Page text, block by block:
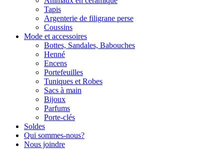
Tapis
Argenterie de filigrane perse
Coussins
Mode et accessoires
Bottes, Sandales, Babouches
Henné
Encens
Portefeuilles
Tuniques et Robes
Sacs à main
Bijoux
Parfums
Porte-clés
Soldes
Qui sommes-nous?
Nous joindre